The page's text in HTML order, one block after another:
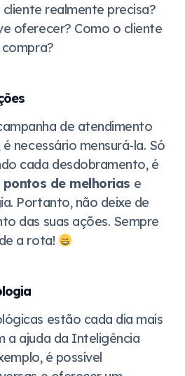
realmente precisa?
oferecer? Como o cliente
de atendimento
necessário mensurá-la. Só
cada desdobramento, é
de melhorias e
Portanto, não deixe de
das suas ações. Sempre
a rota!
estão cada dia mais
a ajuda da Inteligência
é possível